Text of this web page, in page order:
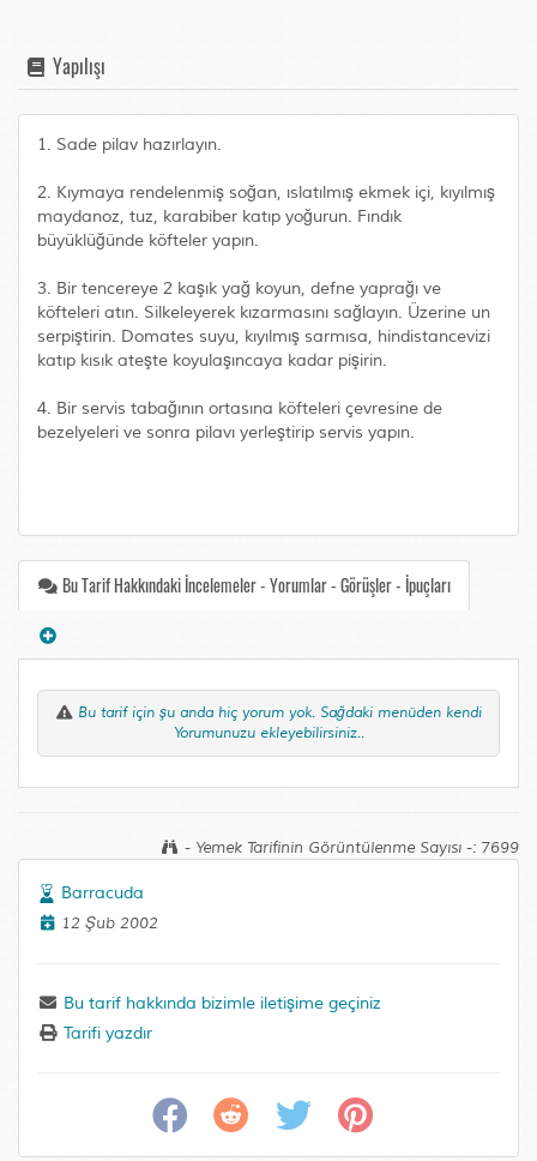
Yapılışı
1. Sade pilav hazırlayın.
2. Kıymaya rendelenmiş soğan, ıslatılmış ekmek içi, kıyılmış
maydanoz, tuz, karabiber katıp yoğurun. Fındık
büyüklüğünde köfteler yapın.
3. Bir tencereye 2 kaşık yağ koyun, defne yaprağı ve
köfteleri atın. Silkeleyerek kızarmasını sağlayın. Üzerine un
serpiştirin. Domates suyu, kıyılmış sarmısa, hindistancevizi
katıp kısık ateşte koyulaşıncaya kadar pişirin.
4. Bir servis tabağının ortasına köfteleri çevresine de
bezelyeleri ve sonra pilavı yerleştirip servis yapın.
Bu Tarif Hakkındaki İncelemeler - Yorumlar - Görüşler - İpuçları
Bu tarif için şu anda hiç yorum yok. Sağdaki menüden kendi
Yorumunuzu ekleyebilirsiniz..
- Yemek Tarifinin Görüntülenme Sayısı -: 7699
Barracuda
12 Şub 2002
Bu tarif hakkında bizimle iletişime geçiniz
Tarifi yazdır